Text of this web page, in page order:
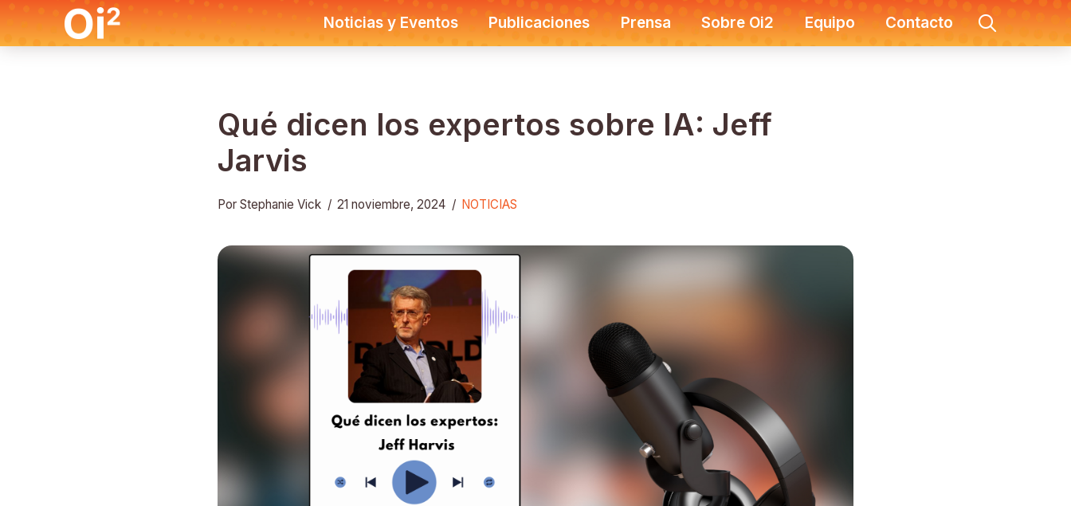
Noticias y Eventos Publicaciones Prensa Sobre Oi2 Equipo Contacto
Qué dicen los expertos sobre IA: Jeff
Jarvis
Por Stephanie Vick / 21 noviembre, 2024 / NOTICIAS